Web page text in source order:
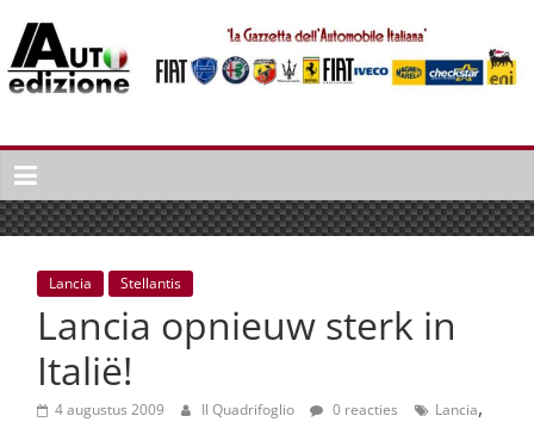
naar
inhoud
Auto
Edizione
La
Gazetta
dell'Automobile
Italiana
Italiaans
autonieuws
Lancia Stellantis
Lancia opnieuw sterk in
Italië!
4 augustus 2009 Il Quadrifoglio 0 reacties Lancia,